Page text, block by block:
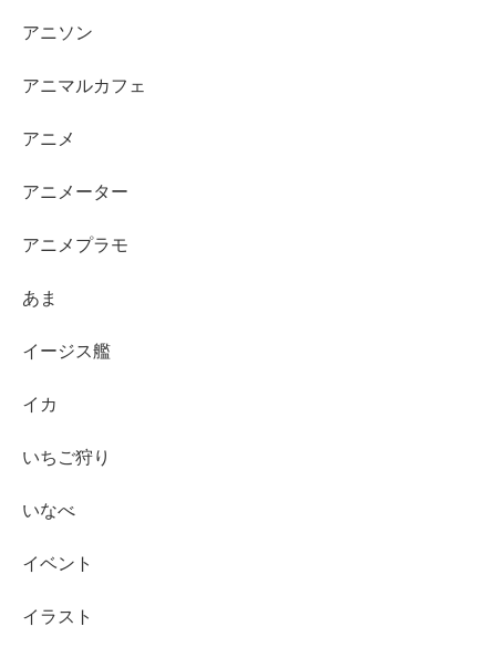
アニソン
アニマルカフェ
アニメ
アニメーター
アニメプラモ
あま
イージス艦
イカ
いちご狩り
いなべ
イベント
イラスト